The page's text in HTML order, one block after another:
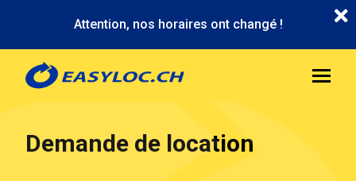
contenu
principal
Attention, nos horaires ont changé !
Demande de location